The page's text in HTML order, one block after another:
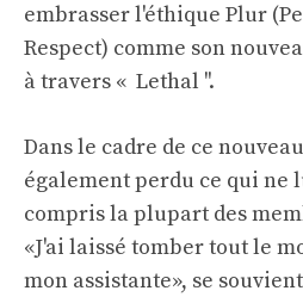
embrasser l'éthique Plur
Respect) comme son
à travers « Lethal ''.
Dans le cadre de ce
également perdu ce qui ne
compris la plupart des
«J'ai laissé tomber tout le
mon assistante», se